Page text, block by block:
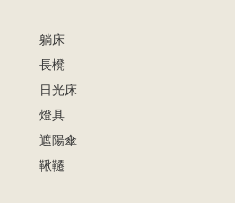
躺床
長櫈
日光床
燈具
遮陽傘
鞦韆